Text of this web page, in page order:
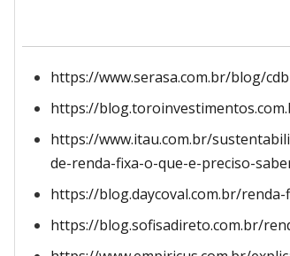
https://www.serasa.com.br/blog/
https://
https://www.itau.com.br/
de-renda-fixa-o-que-e-preciso-
https://blog.daycoval.com.br/
https://blog.sofisadireto.com.br/